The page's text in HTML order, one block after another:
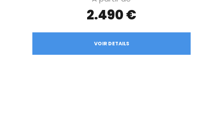
2.490 €
VOIR DETAILS